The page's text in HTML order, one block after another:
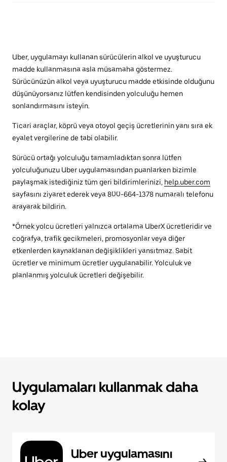
Uber, uygulamayı kullanan sürücülerin alkol ve uyuşturucu
madde kullanmasına asla müsamaha göstermez.
Sürücünüzün alkol veya uyuşturucu madde etkisinde olduğunu
düşünüyorsanız lütfen kendisinden yolculuğu hemen
sonlandırmasını isteyin.
Ticari araçlar, köprü veya otoyol geçiş ücretlerinin yanı sıra ek
eyalet vergilerine de tabi olabilir.
Sürücü ortağı yolculuğu tamamladıktan sonra lütfen
yolculuğunuzu Uber uygulamasından puanlarken bizimle
paylaşmak istediğiniz tüm geri bildirimlerinizi, help.uber.com
sayfasını ziyaret ederek veya 800-664-1378 numaralı telefonu
arayarak bildirin.
*Örnek yolcu ücretleri yalnızca ortalama UberX ücretleridir ve
coğrafya, trafik gecikmeleri, promosyonlar veya diğer
etkenlerden kaynaklanan değişiklikleri yansıtmaz. Sabit
ücretler ve minimum ücretler uygulanabilir. Yolculuk ve
planlanmış yolculuk ücretleri değişebilir.
Uygulamaları kullanmak daha
kolay
Uber uygulamasını